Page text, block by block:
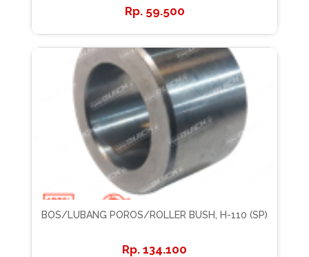
59.500
BOS/LUBANG POROS/ROLLER BUSH, H-110 (SP)
134.100